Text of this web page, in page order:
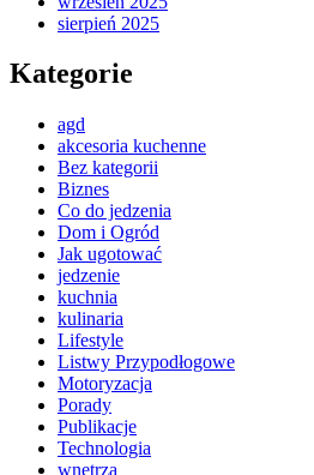
sierpień 2025
Kategorie
agd
akcesoria kuchenne
Bez kategorii
Biznes
Co do jedzenia
Dom i Ogród
Jak ugotować
jedzenie
kuchnia
kulinaria
Lifestyle
Listwy Przypodłogowe
Motoryzacja
Porady
Publikacje
Technologia
wnętrza